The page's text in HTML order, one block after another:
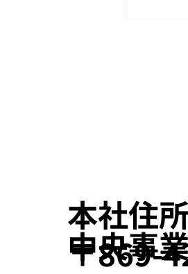
本社住所
〒869-
中央事